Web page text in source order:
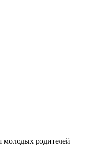
молодых родителей